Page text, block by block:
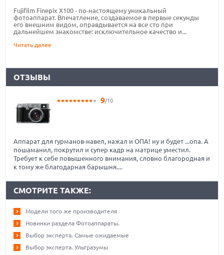
Fujifilm Finepix X100 - по-настоящему уникальный
фотоаппарат. Впечатление, создаваемое в первые секунды
его внешним видом, оправдывается на все сто при
дальнейшем знакомстве: исключительное качество и...
Читать далее
ОТЗЫВЫ
9/10
Аппарат для гурманов-навел, нажал и ОПА! ну и будет ...опа. А
пошаманил, покрутил и супер кадр на матрице уместил.
Требует к себе повышенного внимания, словно благородная и
к тому же благодарная барышня....
СМОТРИТЕ ТАКЖЕ:
Модели того же производителя
Новинки раздела Фотоаппараты.
Выбор эксперта. Самые ожидаемые
Выбор эксперта. Ультразумы